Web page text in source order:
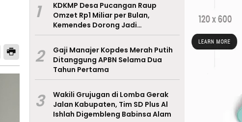
1
KDKMP Desa Pucangan Raup
Omzet Rp1 Miliar per Bulan,
Kemendes Dorong Jadi
Percontohan Nasional
2
Gaji Manajer Kopdes Merah Putih
Ditanggung APBN Selama Dua
Tahun Pertama
3
Wakili Grujugan di Lomba Gerak
Jalan Kabupaten, Tim SD Plus Al
Ishlah Digembleng Babinsa Alam